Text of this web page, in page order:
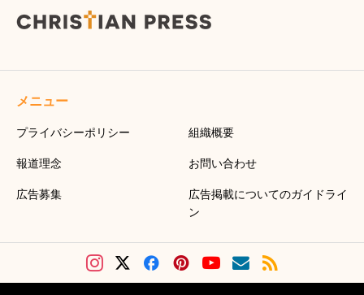
メニュー
プライバシーポリシー 組織概要
報道理念 お問い合わせ
広告募集
広告掲載についてのガイドライ
ン